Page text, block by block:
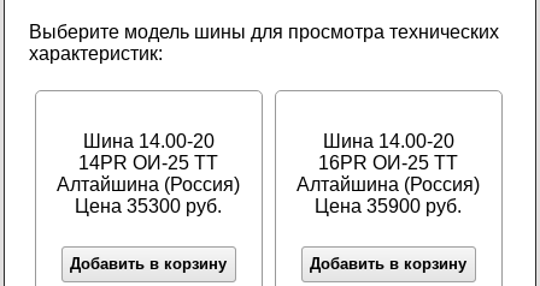
Выберите модель шины для просмотра технических
характеристик:
Шина 14.00-20
14PR ОИ-25 TT
Алтайшина (Россия)
Цена 35300 руб.
Добавить в корзину
Шина 14.00-20
16PR ОИ-25 TT
Алтайшина (Россия)
Цена 35900 руб.
Добавить в корзину